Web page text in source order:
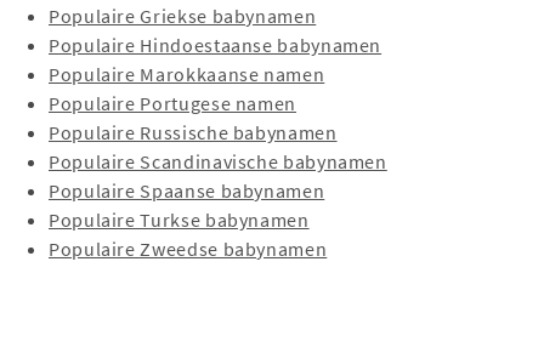
Populaire Griekse babynamen
Populaire Hindoestaanse babynamen
Populaire Marokkaanse namen
Populaire Portugese namen
Populaire Russische babynamen
Populaire Scandinavische babynamen
Populaire Spaanse babynamen
Populaire Turkse babynamen
Populaire Zweedse babynamen